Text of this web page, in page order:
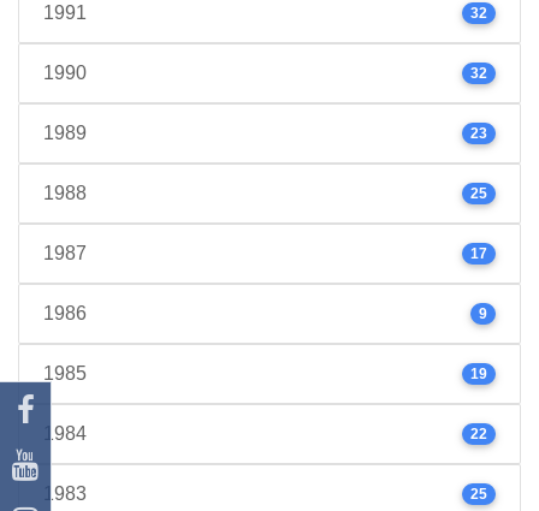
1991 32
1990 32
1989 23
1988 25
1987 17
1986 9
1985 19
1984 22
1983 25